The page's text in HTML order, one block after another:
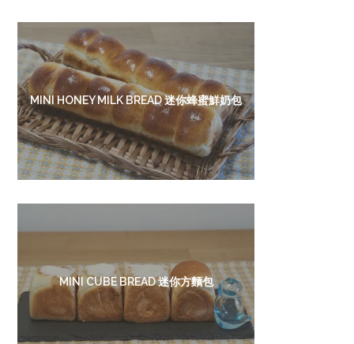
MINI HONEY MILK BREAD 迷你蜂蜜鮮奶包
MINI CUBE BREAD 迷你方麵包